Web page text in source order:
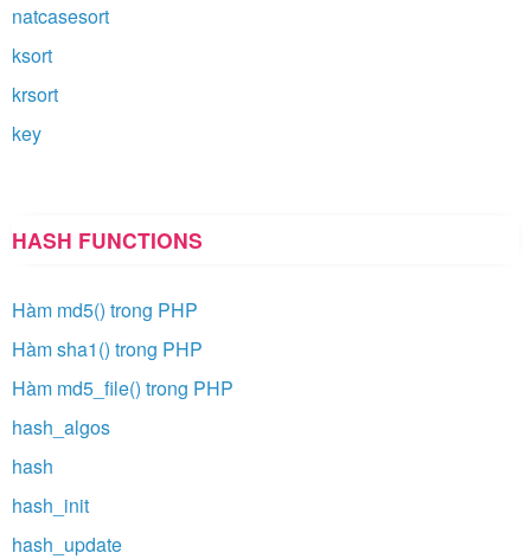
natcasesort
ksort
krsort
key
HASH FUNCTIONS
Hàm md5() trong PHP
Hàm sha1() trong PHP
Hàm md5_file() trong PHP
hash_algos
hash
hash_init
hash_update